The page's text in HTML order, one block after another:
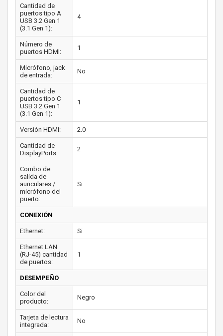
Cantidad de
puertos tipo A
USB 3.2 Gen 1
(3.1 Gen 1):
4
Número de
puertos HDMI:
1
Micrófono, jack
de entrada:
No
Cantidad de
puertos tipo C
USB 3.2 Gen 1
(3.1 Gen 1):
1
Versión HDMI: 2.0
Cantidad de
DisplayPorts:
2
Combo de
salida de
auriculares /
micrófono del
puerto:
Si
CONEXIÓN
Ethernet: Si
Ethernet LAN
(RJ-45) cantidad
de puertos:
1
DESEMPEÑO
Color del
producto:
Negro
Tarjeta de lectura
integrada:
No